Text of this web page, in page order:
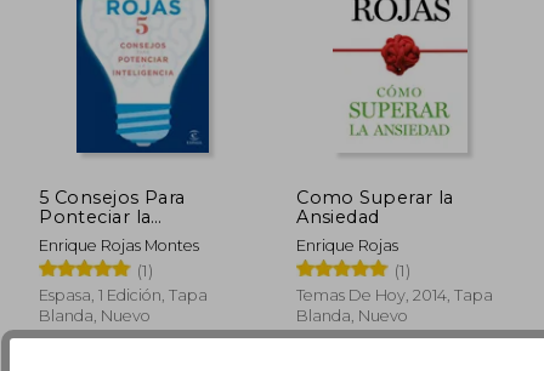
45%
dcto. $ 20.95
45%
dcto. $
5 Consejos Para
Ponteciar la
Inteligencia
Enrique Rojas Montes
(1)
Espasa, 1 Edición, Tapa
Blanda, Nuevo
Como Superar la
Ansiedad
Enrique Rojas
(1)
Temas De Hoy, 2014, Tapa
Blanda, Nuevo